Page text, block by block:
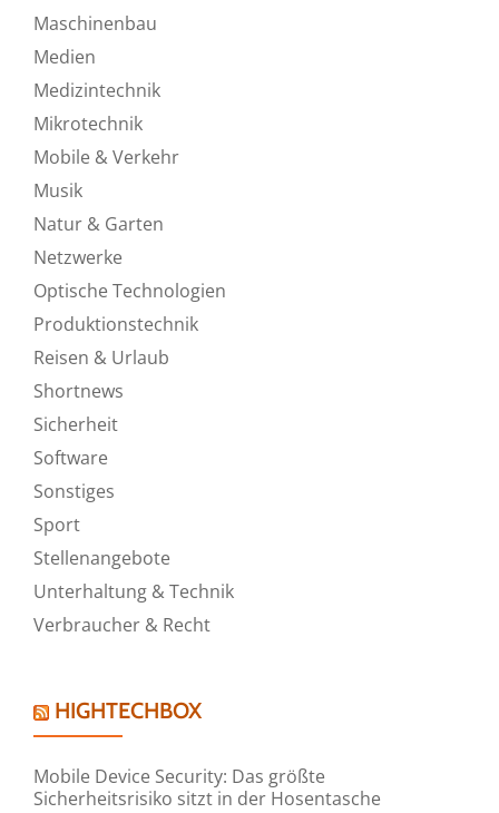
Maschinenbau
Medien
Medizintechnik
Mikrotechnik
Mobile & Verkehr
Musik
Natur & Garten
Netzwerke
Optische Technologien
Produktionstechnik
Reisen & Urlaub
Shortnews
Sicherheit
Software
Sonstiges
Sport
Stellenangebote
Unterhaltung & Technik
Verbraucher & Recht
HIGHTECHBOX
Mobile Device Security: Das größte
Sicherheitsrisiko sitzt in der Hosentasche